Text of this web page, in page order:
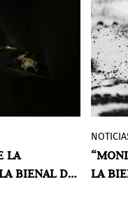
en
LA
BIENAL DE
La
un
LA